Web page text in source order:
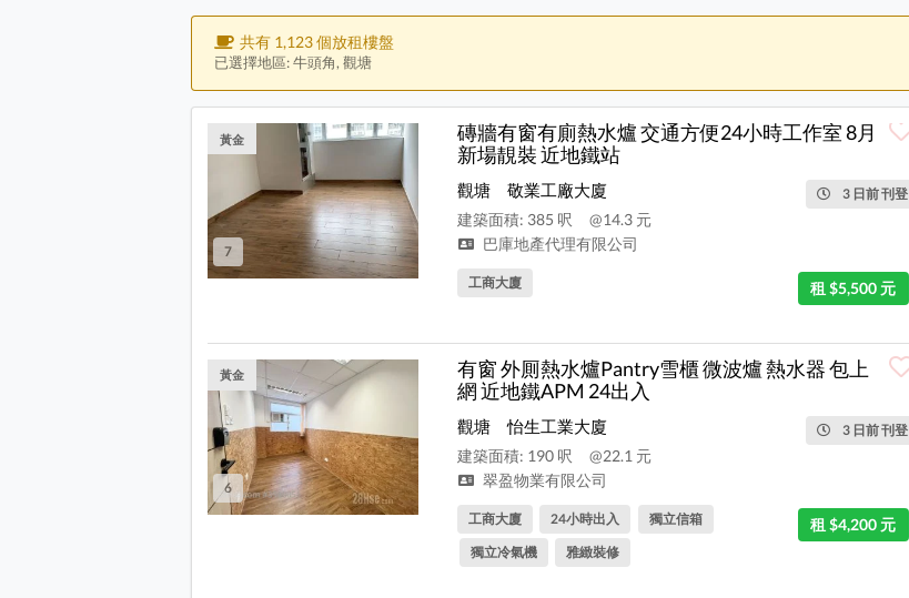
共有 1,123 個放租樓盤
已選擇地區: 牛頭角, 觀塘
7
黃金
磚牆有窗有廁熱水爐 交通方便24小時工作室 8月
新場靚裝 近地鐵站
3 日前 刊登
觀塘 敬業工廠大廈
建築面積: 385 呎
@14.3 元
巴庫地產代理有限公司
租 $5,500 元
工商大廈
6
黃金
有窗 外厠熱水爐Pantry雪櫃 微波爐 熱水器 包上
網 近地鐵APM 24出入
3 日前 刊登
觀塘 怡生工業大廈
建築面積: 190 呎
@22.1 元
翠盈物業有限公司
租 $4,200 元
工商大廈 24小時出入
獨立信箱
獨立冷氣機
雅緻裝修